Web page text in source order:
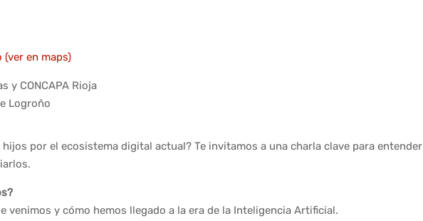
(ver en maps)
y CONCAPA Rioja
Logroño
por el ecosistema digital actual? Te invitamos a una charla clave para entender
venimos y cómo hemos llegado a la era de la Inteligencia Artificial.